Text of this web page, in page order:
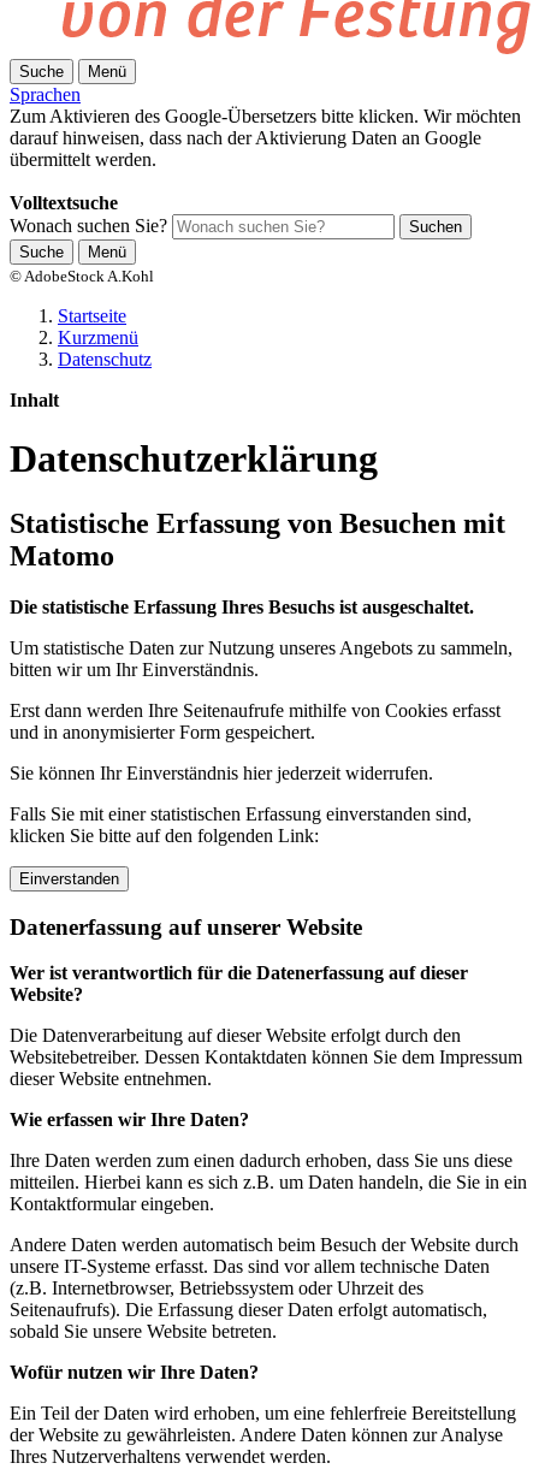
Suche Menü
Sprachen
Zum Aktivieren des Google-Übersetzers bitte klicken. Wir möchten
darauf hinweisen, dass nach der Aktivierung Daten an Google
übermittelt werden.
Volltextsuche
Wonach suchen Sie?
Suchen
Suche
Menü
© AdobeStock A.Kohl
Startseite
Kurzmenü
Datenschutz
Inhalt
Datenschutzerklärung
Statistische Erfassung von Besuchen mit
Matomo
Die statistische Erfassung Ihres Besuchs ist ausgeschaltet.
Um statistische Daten zur Nutzung unseres Angebots zu sammeln,
bitten wir um Ihr Einverständnis.
Erst dann werden Ihre Seitenaufrufe mithilfe von Cookies erfasst
und in anonymisierter Form gespeichert.
Sie können Ihr Einverständnis hier jederzeit widerrufen.
Falls Sie mit einer statistischen Erfassung einverstanden sind,
klicken Sie bitte auf den folgenden Link:
Einverstanden
Datenerfassung auf unserer Website
Wer ist verantwortlich für die Datenerfassung auf dieser
Website?
Die Datenverarbeitung auf dieser Website erfolgt durch den
Websitebetreiber. Dessen Kontaktdaten können Sie dem Impressum
dieser Website entnehmen.
Wie erfassen wir Ihre Daten?
Ihre Daten werden zum einen dadurch erhoben, dass Sie uns diese
mitteilen. Hierbei kann es sich z.B. um Daten handeln, die Sie in ein
Kontaktformular eingeben.
Andere Daten werden automatisch beim Besuch der Website durch
unsere IT-Systeme erfasst. Das sind vor allem technische Daten
(z.B. Internetbrowser, Betriebssystem oder Uhrzeit des
Seitenaufrufs). Die Erfassung dieser Daten erfolgt automatisch,
sobald Sie unsere Website betreten.
Wofür nutzen wir Ihre Daten?
Ein Teil der Daten wird erhoben, um eine fehlerfreie Bereitstellung
der Website zu gewährleisten. Andere Daten können zur Analyse
Ihres Nutzerverhaltens verwendet werden.